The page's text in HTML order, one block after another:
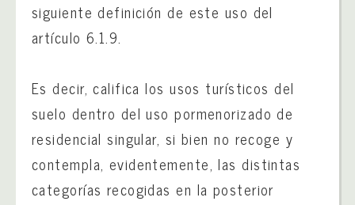
siguiente definición de este uso del
artículo 6.1.9.
Es decir, califica los usos turísticos del
suelo dentro del uso pormenorizado de
residencial singular, si bien no recoge y
contempla, evidentemente, las distintas
categorías recogidas en la posterior